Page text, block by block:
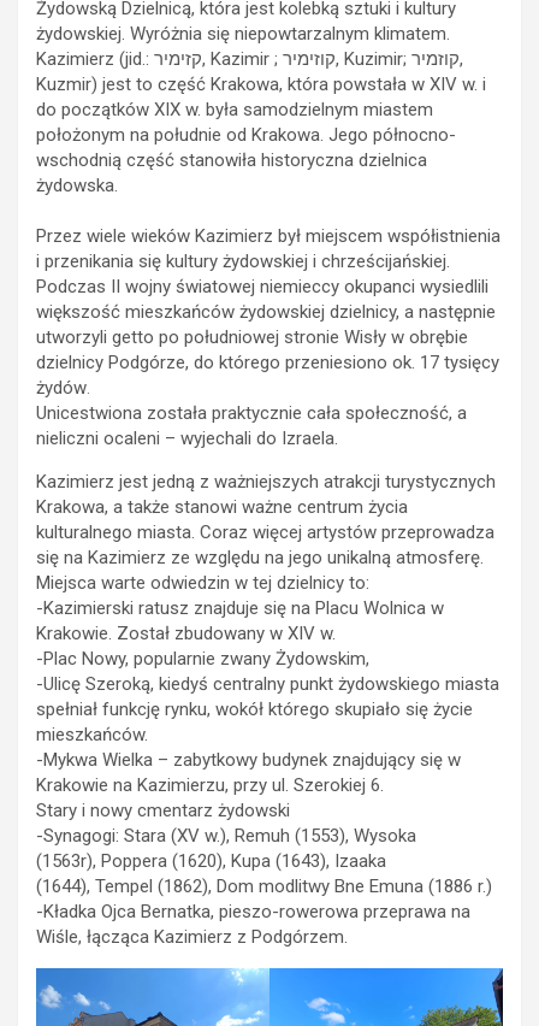
Żydowską Dzielnicą, która jest kolebką sztuki i kultury
żydowskiej. Wyróżnia się niepowtarzalnym klimatem.
Kazimierz (jid.: קזימיר, Kazimir ; קוזימיר, Kuzimir; קוזמיר,
Kuzmir) jest to część Krakowa, która powstała w XIV w. i
do początków XIX w. była samodzielnym miastem
położonym na południe od Krakowa. Jego północno-
wschodnią część stanowiła historyczna dzielnica
żydowska.
Przez wiele wieków Kazimierz był miejscem współistnienia
i przenikania się kultury żydowskiej i chrześcijańskiej.
Podczas II wojny światowej niemieccy okupanci wysiedlili
większość mieszkańców żydowskiej dzielnicy, a następnie
utworzyli getto po południowej stronie Wisły w obrębie
dzielnicy Podgórze, do którego przeniesiono ok. 17 tysięcy
żydów
Unicestwiona została praktycznie cała społeczność, a
nieliczni ocaleni – wyjechali do Izraela.
Kazimierz jest jedną z ważniejszych atrakcji turystycznych
Krakowa, a także stanowi ważne centrum życia
kulturalnego miasta. Coraz więcej artystów przeprowadza
się na Kazimierz ze względu na jego unikalną atmosferę.
Miejsca warte odwiedzin w tej dzielnicy to:
-Kazimierski ratusz znajduje się na Placu Wolnica w
Krakowie. Został zbudowany w XIV w.
-Plac Nowy, popularnie zwany Żydowskim,
-Ulicę Szeroką, kiedyś centralny punkt żydowskiego miasta
spełniał funkcję rynku, wokół którego skupiało się życie
mieszkańców.
-Mykwa Wielka – zabytkowy budynek znajdujący się w
Krakowie na Kazimierzu, przy ul. Szerokiej 6.
Stary i nowy cmentarz żydowski
-Synagogi: Stara (XV w.), Remuh (1553), Wysoka
(1563r), Poppera (1620), Kupa (1643), Izaaka
(1644), Tempel (1862), Dom modlitwy Bne Emuna (1886 r.)
-Kładka Ojca Bernatka, pieszo-rowerowa przeprawa na
Wiśle, łącząca Kazimierz z Podgórzem.